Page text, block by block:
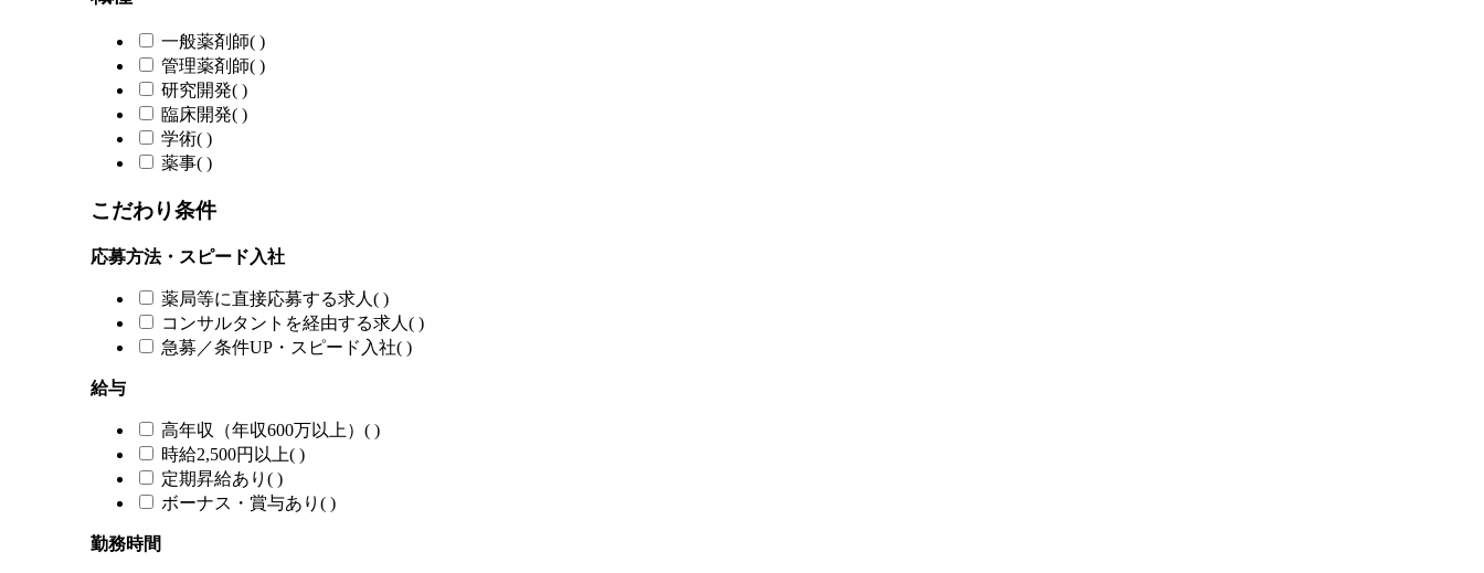
一般薬剤師( )
管理薬剤師( )
研究開発( )
臨床開発( )
学術( )
薬事( )
こだわり条件
応募方法・スピード入社
薬局等に直接応募する求人 ( )
コンサルタントを経由する求人 ( )
急募／条件UP・スピード入社( )
給与
高年収（年収600万以上） ( )
時給2,500円以上( )
定期昇給あり ( )
ボーナス・賞与あり ( )
勤務時間